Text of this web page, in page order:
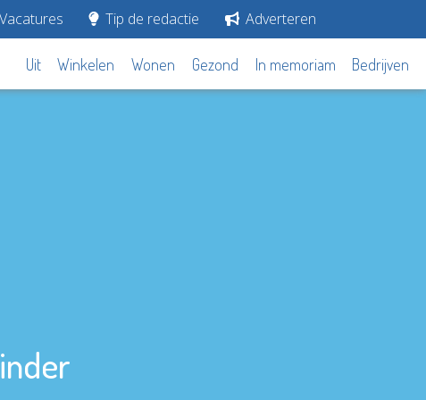
Vacatures Tip de redactie Adverteren
Uit Winkelen Wonen Gezond In memoriam Bedrijven